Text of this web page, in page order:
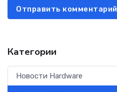
Отправить комментарий
Категории
Новости Hardware